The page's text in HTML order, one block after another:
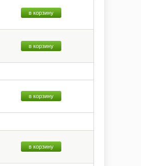
в корзину
в корзину
в корзину
в корзину